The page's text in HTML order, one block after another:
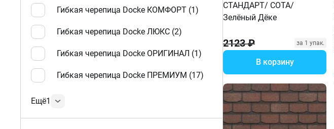
Гибкая черепица Docke КОМФОРТ (1)
Гибкая черепица Docke ЛЮКС (2)
Гибкая черепица Docke ОРИГИНАЛ (1)
Гибкая черепица Docke ПРЕМИУМ (17)
Ещё1
СТАНДАРТ/ СОТА/
Зелёный Дёке
2123 ₽ за 1 упак.
В корзину